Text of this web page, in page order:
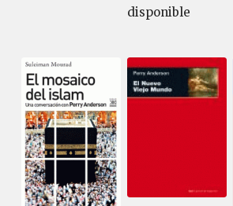
disponible